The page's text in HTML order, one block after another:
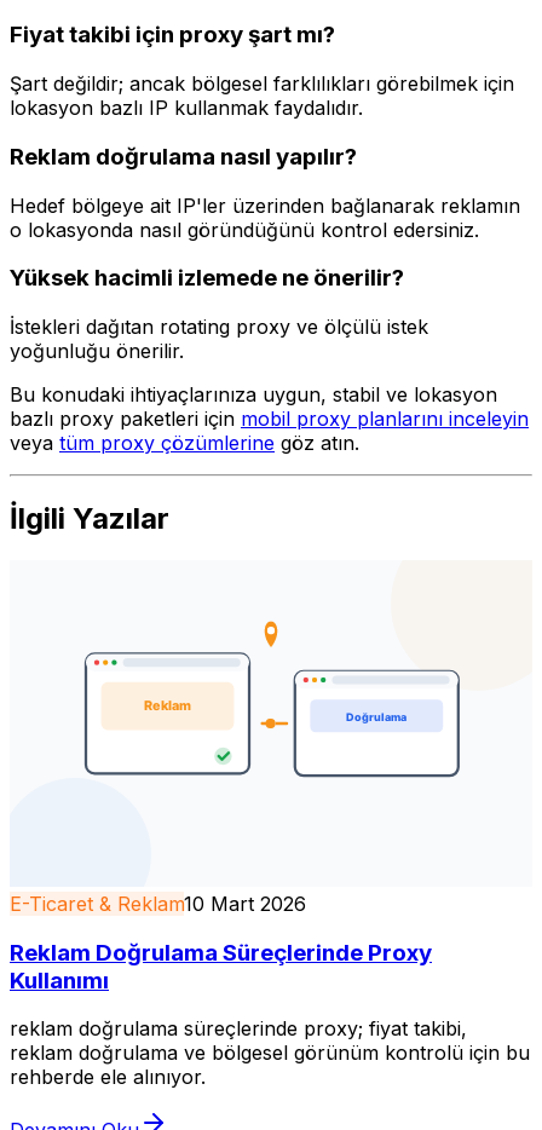
Fiyat takibi için proxy şart mı?
Şart değildir; ancak bölgesel farklılıkları görebilmek için
lokasyon bazlı IP kullanmak faydalıdır.
Reklam doğrulama nasıl yapılır?
Hedef bölgeye ait IP'ler üzerinden bağlanarak reklamın
o lokasyonda nasıl göründüğünü kontrol edersiniz.
Yüksek hacimli izlemede ne önerilir?
İstekleri dağıtan rotating proxy ve ölçülü istek
yoğunluğu önerilir.
Bu konudaki ihtiyaçlarınıza uygun, stabil ve lokasyon
bazlı proxy paketleri için mobil proxy planlarını inceleyin
veya tüm proxy çözümlerine göz atın.
İlgili Yazılar
E-Ticaret & Reklam10 Mart 2026
Reklam Doğrulama Süreçlerinde Proxy
Kullanımı
reklam doğrulama süreçlerinde proxy; fiyat takibi,
reklam doğrulama ve bölgesel görünüm kontrolü için bu
rehberde ele alınıyor.